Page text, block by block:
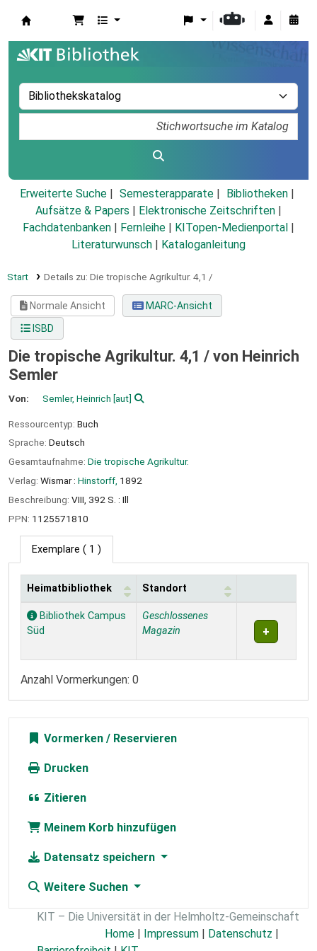
Erweiterte Suche Semesterapparate
Bibliotheken
Aufsätze & Papers
Elektronische Zeitschriften
Fachdatenbanken
Fernleihe KITopen-Medienportal
Literaturwunsch
Kataloganleitung
Start Details zu: Die tropische Agrikultur. 4,1 /
Normale Ansicht
MARC-Ansicht
ISBD
Die tropische Agrikultur. 4,1 / von Heinrich
Semler
Von: Semler, Heinrich [aut]
Ressourcentyp: Buch
Sprache: Deutsch
Gesamtaufnahme: Die tropische Agrikultur.
Verlag: Wismar : Hinstorff, 1892
Beschreibung: VIII, 392 S. : Ill
PPN: 1125571810
Exemplare ( 1 )
Exemplare
Heimatbibliothek Standort
Bibliothek Campus
Süd
Geschlossenes
Magazin
Anzahl Vormerkungen: 0
Vormerken
Drucken
Zitieren
Meinem Korb hinzufügen
Datensatz speichern
Weitere Suchen
KIT – Die Universität in der Helmholtz-Gemeinschaft
Home
Impressum Datenschutz